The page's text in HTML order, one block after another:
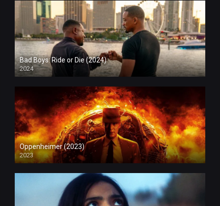
Bad Boys: Ride or Die (2024)
2024
Oppenheimer (2023)
2023